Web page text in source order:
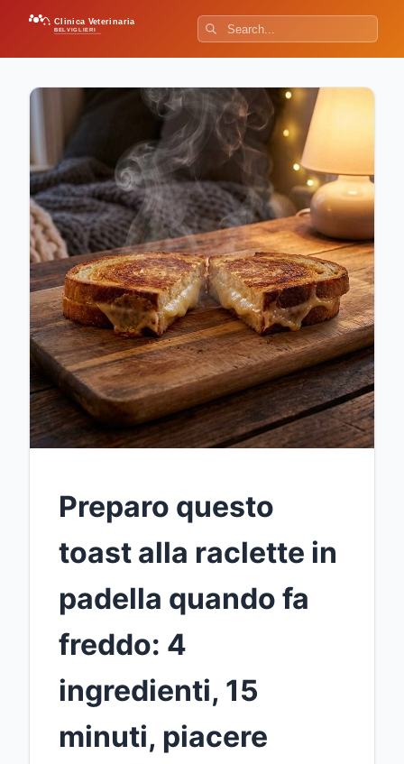
Clinica Veterinaria
BELVIGLIERI
Preparo questo
toast alla raclette in
padella quando fa
freddo: 4
ingredienti, 15
minuti, piacere